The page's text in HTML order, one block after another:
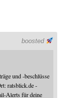
boosted
und -beschlüsse
ratsblick.de -
Alerts für deine